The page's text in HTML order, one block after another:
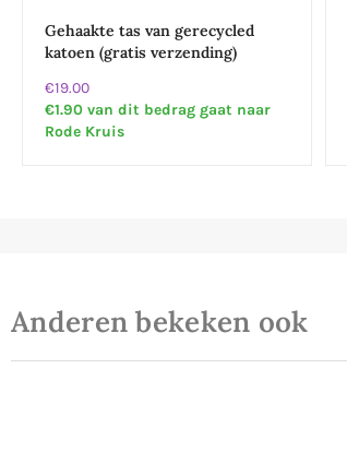
Gehaakte tas van gerecycled
katoen (gratis verzending)
€19.00
€1.90 van dit bedrag gaat naar
Rode Kruis
Anderen bekeken ook